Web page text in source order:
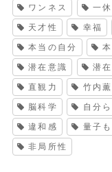
ワンネス 一
天才性 幸福
本当の自分
潜在意識 潜
直観力 竹内
脳科学 自分
違和感 量子
非局所性